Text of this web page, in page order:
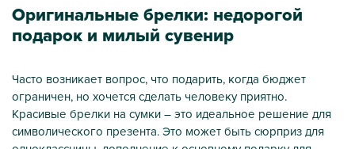
Оригинальные брелки: недорогой
подарок и милый сувенир
Часто возникает вопрос, что подарить, когда бюджет
ограничен, но хочется сделать человеку приятно.
Красивые брелки на сумки – это идеальное решение для
символического презента. Это может быть сюрприз для